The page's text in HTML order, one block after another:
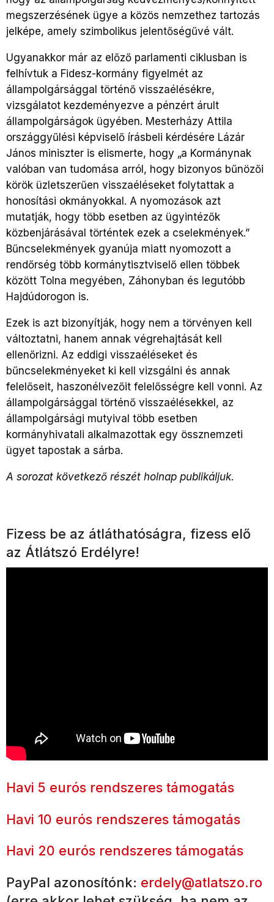
megszerzésének ügye a közös nemzethez tartozás
jelképe, amely szimbolikus jelentőségűvé vált.
Ugyanakkor már az előző parlamenti ciklusban is
felhívtuk a Fidesz-kormány figyelmét az
állampolgársággal történő visszaélésékre,
vizsgálatot kezdeményezve a pénzért árult
állampolgárságok ügyében. Mesterházy Attila
országgyűlési képviselő írásbeli kérdésére Lázár
János miniszter is elismerte, hogy „a Kormánynak
valóban van tudomása arról, hogy bizonyos bűnözői
körök üzletszerűen visszaéléseket folytattak a
honosítási okmányokkal. A nyomozások azt
mutatják, hogy több esetben az ügyintézők
közbenjárásával történtek ezek a cselekmények.”
Bűncselekmények gyanúja miatt nyomozott a
rendőrség több kormánytisztviselő ellen többek
között Tolna megyében, Záhonyban és legutóbb
Hajdúdorogon is.
Ezek is azt bizonyítják, hogy nem a törvényen kell
változtatni, hanem annak végrehajtását kell
ellenőrizni. Az eddigi visszaéléseket és
bűncselekményeket ki kell vizsgálni és annak
felelőseit, haszonélvezőit felelősségre kell vonni. Az
állampolgársággal történő visszaélésekkel, az
állampolgársági mutyival több esetben
kormányhivatali alkalmazottak egy össznemzeti
ügyet tapostak a sárba.
A sorozat következő részét holnap publikáljuk.
Fizess be az átláthatóságra, fizess elő
az Átlátszó Erdélyre!
Havi 5 eurós rendszeres támogatás
Havi 10 eurós rendszeres támogatás
Havi 20 eurós rendszeres támogatás
PayPal azonosítónk: erdely@atlatszo.ro